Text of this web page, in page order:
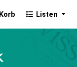
Korb Listen